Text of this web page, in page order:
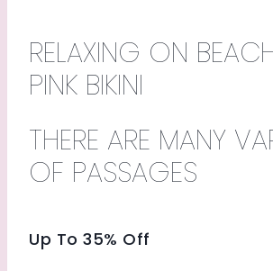
RELAXING ON
PINK BIKINI
THERE ARE MANY
OF PASSAGES
Up To 35% Off